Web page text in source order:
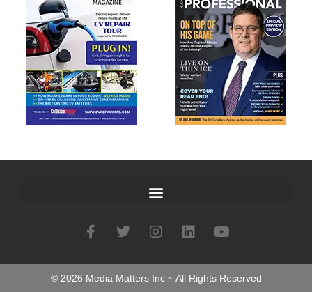
© 2026 Media Matters Inc ~ All Rights Reserved